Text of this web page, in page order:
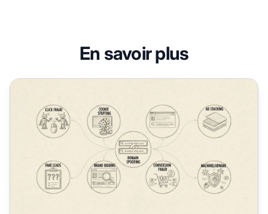
En savoir plus
Qu'est-ce que la fraude d'affiliation ? Guide complet